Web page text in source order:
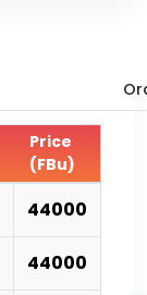
Price
(FBu)
44000
44000